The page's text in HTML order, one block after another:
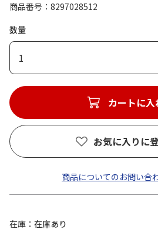
商品番号
8297028512
数量
1
カートに入
お気に入りに
商品についてのお問い合
在庫
在庫あり